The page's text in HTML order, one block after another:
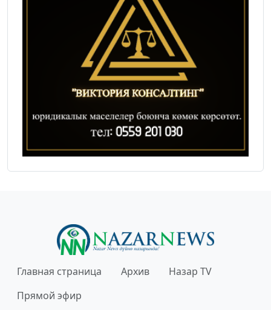
Главная страница Архив
Назар TV
Прямой эфир